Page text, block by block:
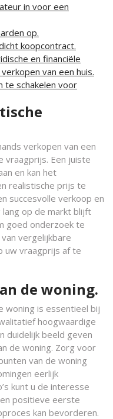
in voor een
op.
koopcontract.
en financiële
van een huis.
te schakelen voor
verkopen van een
vraagprijs. Een juiste
en kan het
realistische prijs te
succesvolle verkoop en
op de markt blijft
goed onderzoek te
vergelijkbare
uw vraagprijs af te
de woning.
woning is essentieel bij
hoogwaardige
duidelijk beeld geven
de woning. Zorg voor
van de woning
eerlijk
kunt u de interesse
positieve eerste
kan bevorderen.